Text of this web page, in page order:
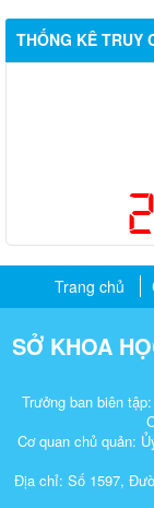
THỐNG KÊ TRUY
Trang chủ
SỞ KHOA
Trưởng ban biên
Cơ quan chủ quản:
Địa chỉ: Số 1597,